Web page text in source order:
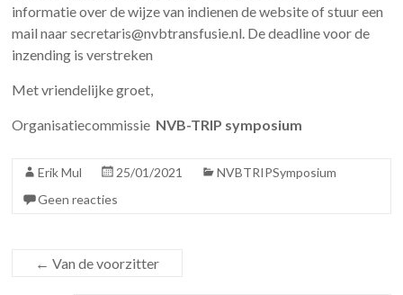
informatie over de wijze van indienen de website of stuur een
mail naar secretaris@nvbtransfusie.nl. De deadline voor de
inzending is verstreken
Met vriendelijke groet,
Organisatiecommissie NVB-TRIP symposium
Erik Mul 25/01/2021
NVBTRIPSymposium
Geen reacties
← Van de voorzitter